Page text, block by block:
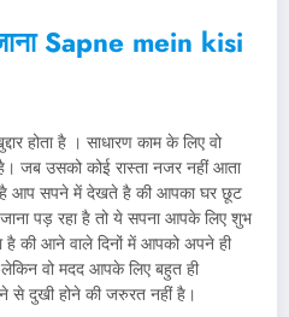
Sapne mein kisi
होता है । साधारण काम के लिए वो
जब उसको कोई रास्ता नजर नहीं आता
है आप सपने में देखते है की आपका घर छूट
पड़ रहा है तो ये सपना आपके लिए शुभ
है की आने वाले दिनों में आपको अपने ही
लेकिन वो मदद आपके लिए बहुत ही
से दुखी होने की जरुरत नहीं है।